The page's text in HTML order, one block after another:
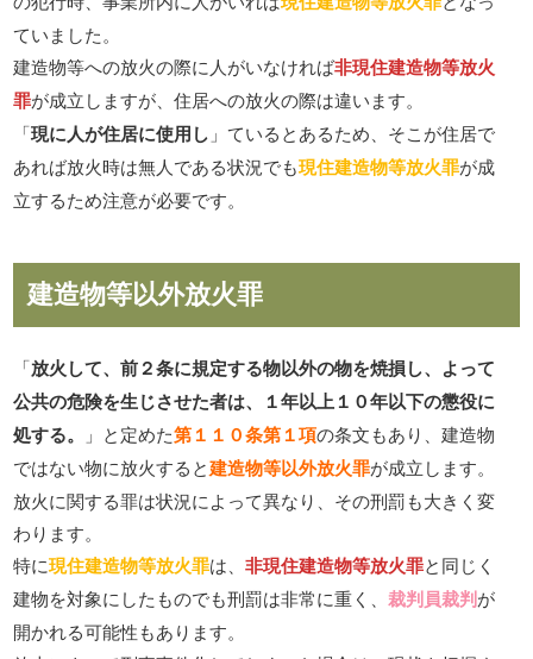
ていました。
建造物等への放火の際に人がいなければ非現住建造物等放火
罪が成立しますが、住居への放火の際は違います。
「現に人が住居に使用し 」ているとあるため、そこが住居で
あれば放火時は無人である状況でも現住建造物等放火罪が成
立するため注意が必要です。
建造物等以外放火罪
「放火して、前２条に規定する物以外の物を焼損し、よって
公共の危険を生じさせた者は、１年以上１０年以下の懲役に
処する。
」と定めた第１１０条第１項の条文もあり、建造物
ではない物に放火すると建造物等以外放火罪が成立します。
放火に関する罪は状況によって異なり、その刑罰も大きく変
わります。
特に現住建造物等放火罪は、非現住建造物等放火罪と同じく
建物を対象にしたものでも刑罰は非常に重く、裁判員裁判が
開かれる可能性もあります。